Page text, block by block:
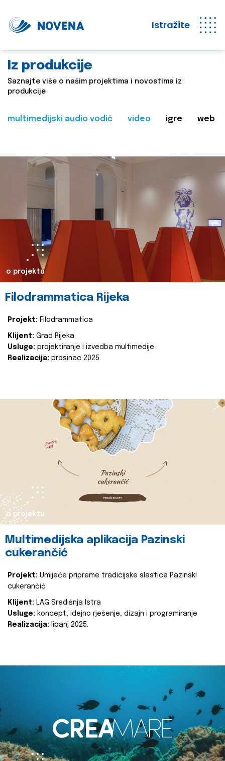
Istražite
Iz produkcije
Saznajte više o našim projektima i novostima iz
produkcije
multimedijski audio vodič video igre web
o projektu
Filodrammatica Rijeka
Projekt: Filodrammatica
Klijent: Grad Rijeka
Usluge: projektiranje i izvedba multimedije
Realizacija: prosinac 2025.
o projektu
Multimedijska aplikacija Pazinski
cukerančić
Projekt: Umijeće pripreme tradicijske slastice Pazinski
cukerančić
Klijent: LAG Središnja Istra
Usluge: koncept, idejno rješenje, dizajn i programiranje
Realizacija: lipanj 2025.